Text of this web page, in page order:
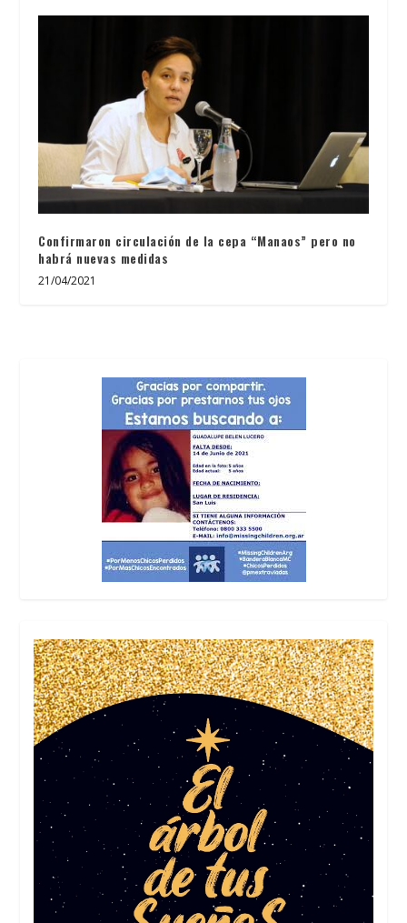
Confirmaron circulación de la cepa “Manaos” pero no
habrá nuevas medidas
21/04/2021